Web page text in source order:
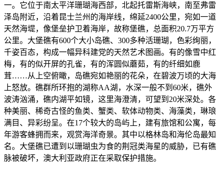
一。它位于南太平洋珊瑚海西部，北起托雷斯海峡，南至弗雷
泽岛附近，沿着昆士兰州的海岸线，绵延2400公里，宛如一道
天然海堤，像堡垒护卫着海岸，故称堡礁，总面积20.7万平方
公里。大堡礁有600个大小岛礁、300多种活珊瑚，色彩绚丽，
千姿百态，构成一幅异科建党的天然艺术图画。有的像雪中红
梅，有的似开屏的孔雀，有的浑圆似蘑茹，有的纤细如鹿
茸……从上空俯瞰，岛礁宛如艳丽的花朵，在碧波万顷的大海
上怒放。礁群所环抱的湖称AA湖，水深一般不到60米，礁外
波涛汹涌，礁内湖平如镜，这里海澄清，可望到20米深处。各
种美丽、稀奇古怪的鱼类、蟹类、软体动物类、海藻类，琳琅
满目、异彩纷呈。在17个较大的岛屿上，建有旅馆和公寓，每
年游客蜂拥而来，观赏海洋奇景。其中以格林岛和海伦岛最知
名。大堡礁已遭到以珊瑚虫为食的荆冠类海星的威胁，已有礁
脉被破坏，澳大利亚政府正在采取保护措施。